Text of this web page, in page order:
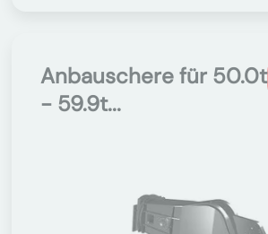
Anbauschere für 50.0t
- 59.9t...